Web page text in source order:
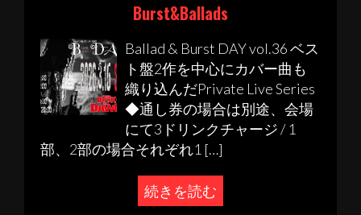
Burst&Ballads
Ballad & Burst DAY vol.36 ベス
ト盤2作を中心にカバー曲も
織り込んだPrivate Live Series
◆通し券の場合は別途、会場
にて3ドリンクチャージ / 1
部、2部の場合それぞれ1 […]
続きを読む